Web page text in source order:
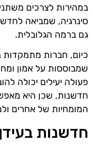
במהירות לצרכים
סינרגיה, שמביאה
גם ברמה הגלובלית.
כיום, חברות מתמקדות
שמבוססות על אמון
פעולה יעילים יכולה
חדשנות, שכן היא
המומחיות של אחרים
חדשנות